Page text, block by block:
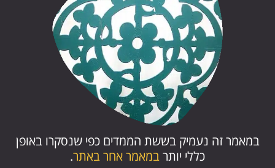
במאמר זה נעמיק בששת הממדים כפי שנסקרו באופן
כללי יותרבמאמר אחר באתר.